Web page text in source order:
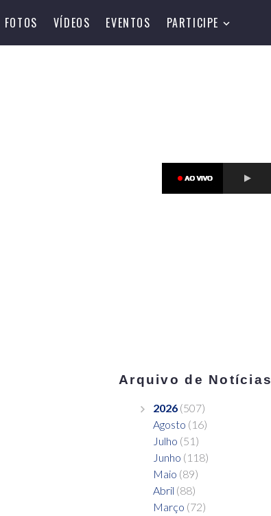
FOTOS VÍDEOS EVENTOS PARTICIPE
Arquivo de Notícias
2026 (507)
Agosto (16)
Julho (51)
Junho (118)
Maio (89)
Abril (88)
Março (72)